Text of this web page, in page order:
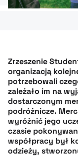
Zrzeszenie
organizacją
potrzebowali
zależało im na
dostarczonym
podróżnicze.
wyróżnić jego
czasie
współpracy był
odzieży,